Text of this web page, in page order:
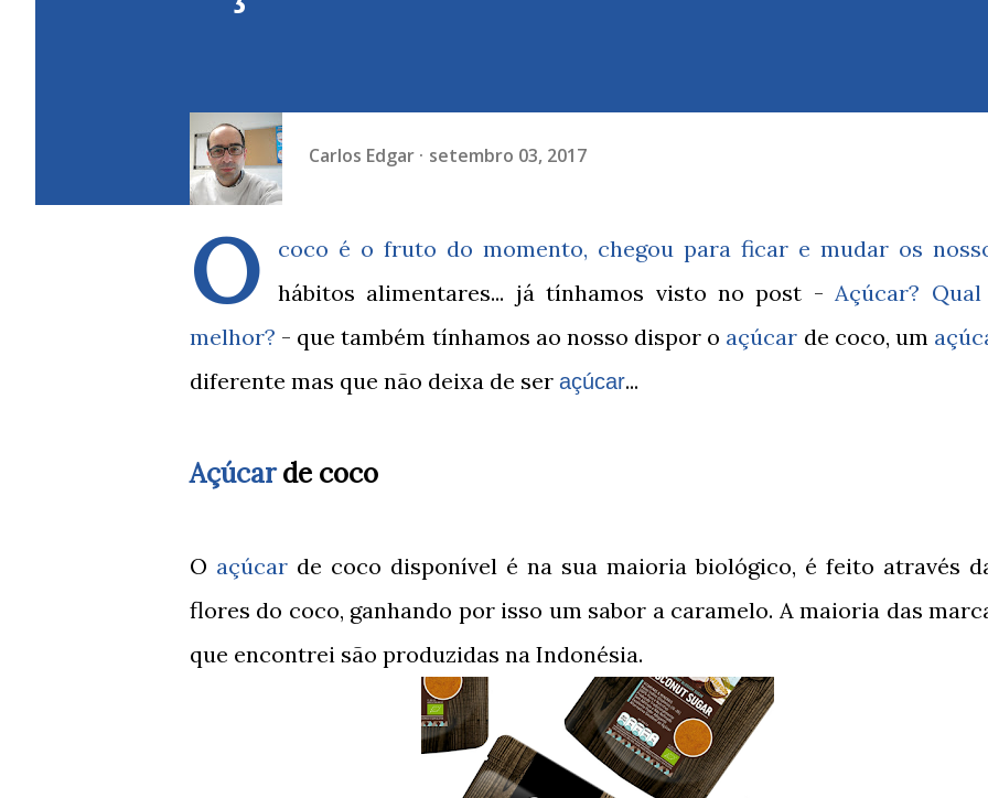
Carlos Edgar setembro 03, 2017
O
coco é o fruto do momento, chegou para ficar e mudar os
hábitos alimentares... já tínhamos visto no post -Açúcar?
melhor? - que também tínhamos ao nosso dispor o açúcar de coco, um
diferente mas que não deixa de ser açúcar...
Açúcarde coco
O açúcar de coco disponível é na sua maioria biológico, é feito através
flores do coco, ganhando por isso um sabor a caramelo. A maioria das
que encontrei são produzidas na Indonésia.